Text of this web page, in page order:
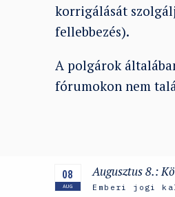
korrigálását
fellebbezés).
A polgárok
fórumokon nem
08
AUG
Augusztus 8.:
Emberi jogi